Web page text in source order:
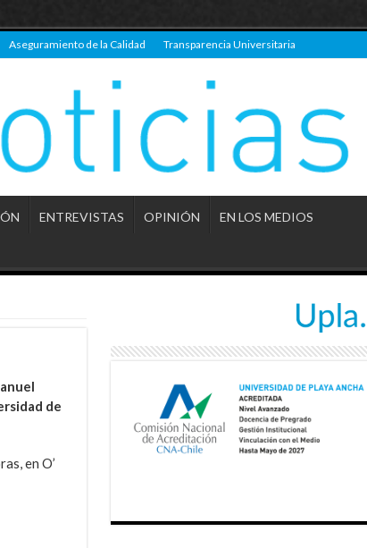
Aseguramiento de la Calidad Transparencia Universitaria
ENTREVISTAS OPINIÓN EN LOS MEDIOS
de
en O’